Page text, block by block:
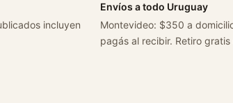
incluyen
Envíos a todo Uruguay
Montevideo: $350 a
pagás al recibir. Retiro gratis